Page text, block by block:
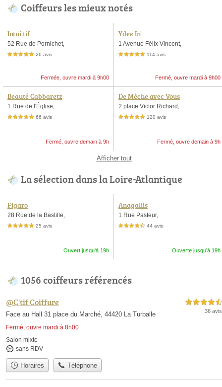
Coiffeurs les mieux notés
Intui'tif
52 Rue de Pornichet,
5,0 étoiles sur 5 26 avis
Fermée, ouvre mardi à 9h00
Ydee In'
1 Avenue Félix Vincent,
5,0 étoiles sur 5 114 avis
Fermé, ouvre mardi à 9h00
Beauté Cabbaretz
1 Rue de l'Église,
5,0 étoiles sur 5 66 avis
Fermé, ouvre demain à 9h
De Mèche avec Vous
2 place Victor Richard,
5,0 étoiles sur 5 120 avis
Fermé, ouvre demain à 9h
Afficher tout
La sélection dans la Loire-Atlantique
Figaro
28 Rue de la Bastille,
5,0 étoiles sur 5 25 avis
Ouvert jusqu'à 19h
Anagallis
1 Rue Pasteur,
4,5 étoiles sur 5 44 avis
Ouverte jusqu'à 19h
1056 coiffeurs référencés
@C'tif Coiffure
Face au Hall 31 place du Marché, 44420 La Turballe
Fermé, ouvre mardi à 8h00
4,5 étoiles sur 5
36 avis
Salon mixte
sans RDV
Horaires Téléphone